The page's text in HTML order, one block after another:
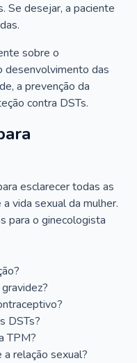
Se desejar, a paciente
sobre o
desenvolvimento das
a prevenção da
contra DSTs.
esclarecer todas as
vida sexual da mulher.
para o ginecologista
DSTs?
TPM?
relação sexual?